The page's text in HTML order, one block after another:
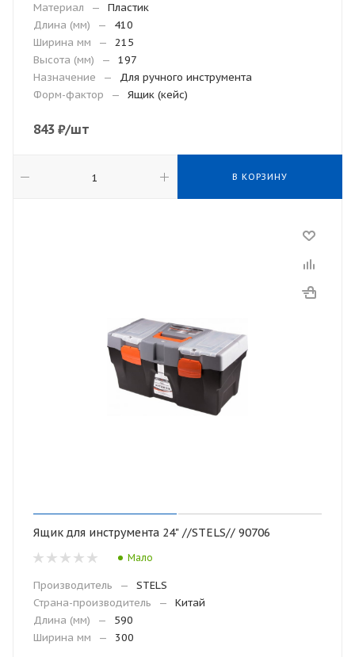
Материал
—
Пластик
Длина (мм)
—
410
Ширина мм
—
215
Высота (мм)
—
197
Назначение
—
Для ручного инструмента
Форм-фактор
— Ящик (кейс)
843 ₽/шт
В КОРЗИНУ
Ящик для инструмента 24" //STELS// 90706
Мало
Производитель —
STELS
Страна-производитель
—
Китай
Длина (мм)
—
590
Ширина мм
— 300